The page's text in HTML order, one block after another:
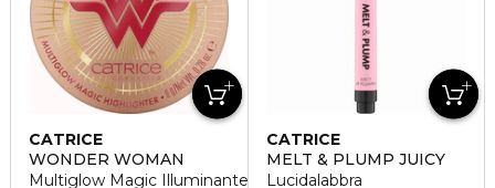
CATRICE
WONDER WOMAN
Multiglow Magic Illuminante Viso
CATRICE
MELT & PLUMP JUICY
Lucidalabbra